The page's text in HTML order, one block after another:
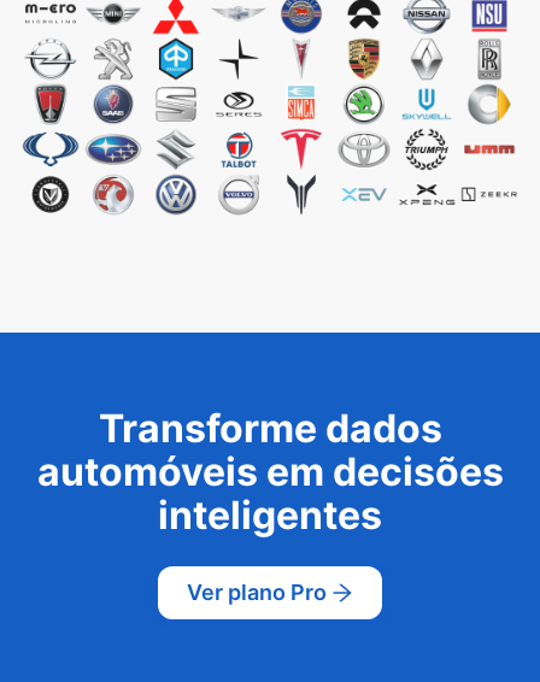
Transforme dados
automóveis em decisões
inteligentes
Ver plano Pro